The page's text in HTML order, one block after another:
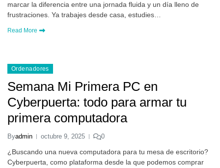
marcar la diferencia entre una jornada fluida y un día lleno de
frustraciones. Ya trabajes desde casa, estudies…
Read More
Ordenadores
Semana Mi Primera PC en
Cyberpuerta: todo para armar tu
primera computadora
Byadmin octubre 9, 2025 0
¿Buscando una nueva computadora para tu mesa de escritorio?
Cyberpuerta, como plataforma desde la que podemos comprar